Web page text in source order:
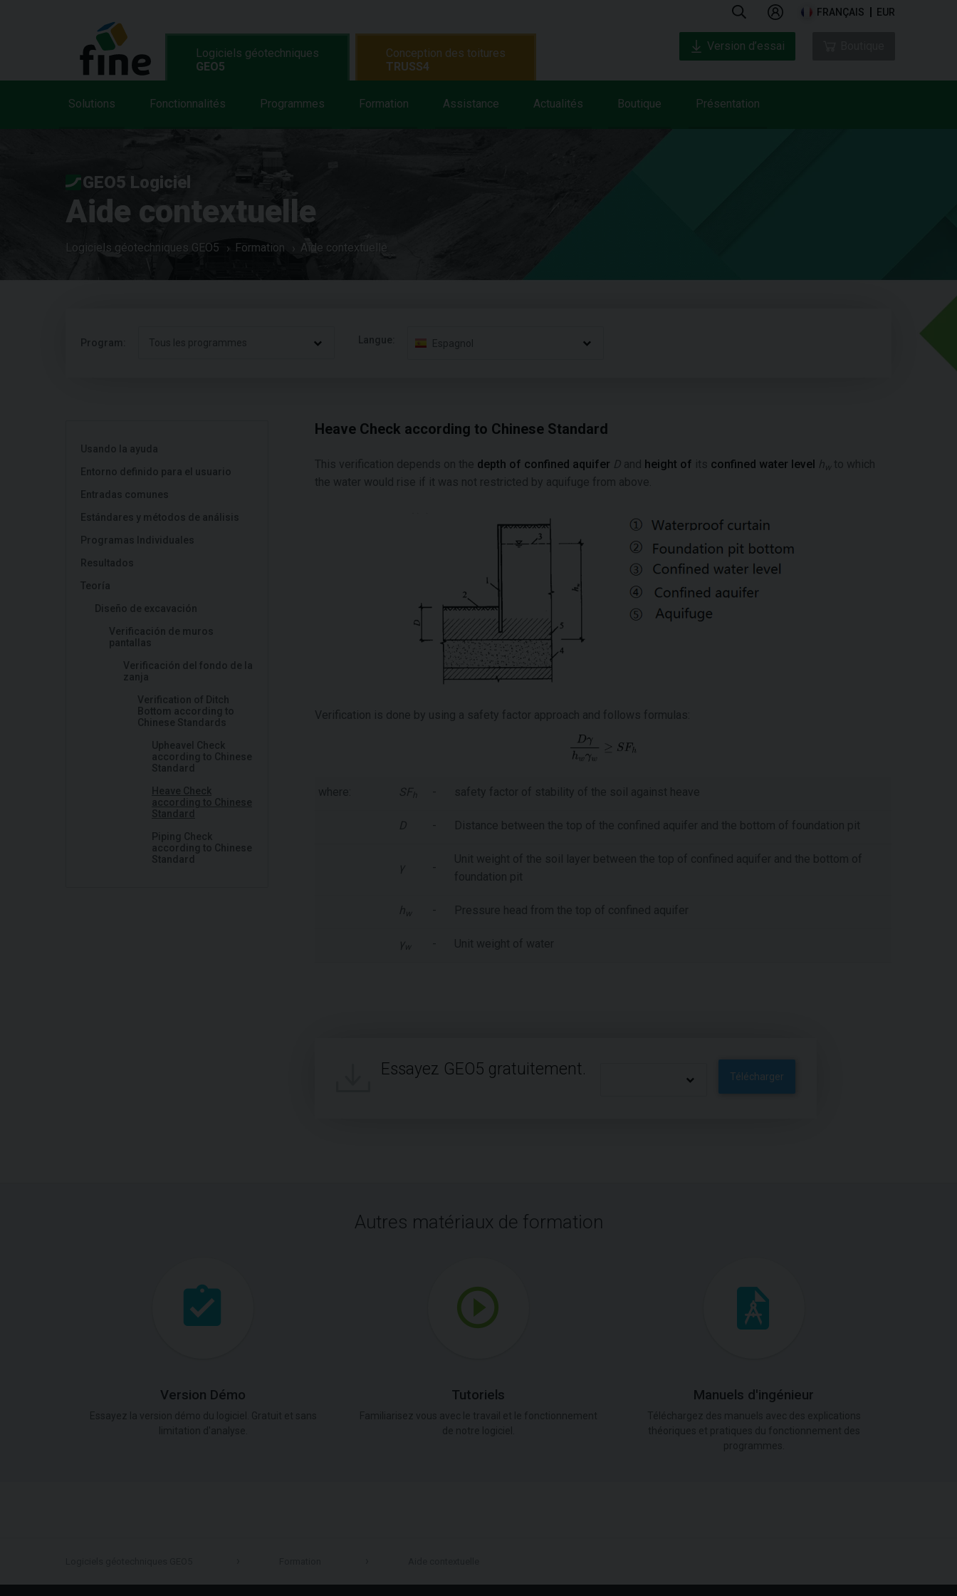
FRANÇAIS EUR
Logiciels géotechniques
GEO5
Solutions Fonctionnalités Programmes Formation Assistance Actualités Boutique Présentation
Conception des toitures
TRUSS4
Version d’essai
GEO5 Logiciel
Aide contextuelle
Logiciels géotechniques GEO5 Formation Aide contextuelle
Program: Tous les programmes Langue: Espagnol
Usando la ayuda
Entorno definido para el usuario
Entradas comunes
Estándares y métodos de análisis
Programas Individuales
Resultados
Teoría
Diseño de excavación
Verificación de muros
pantallas
Verificación del fondo de la
zanja
Verification of Ditch
Bottom according to
Chinese Standards
Upheavel Check
according to Chinese
Standard
Heave Check
according to Chinese
Standard
Piping Check
according to Chinese
Standard
Heave Check according to Chinese Standard
This verification depends on the depth of confined aquifer D and height of its confined water level hw to which
the water would rise if it was not restricted by aquifuge from above.
Verification is done by using a safety factor approach and follows formulas:
where: SF h - safety factor of stability of the soil against heave
D - Distance between the top of the confined aquifer and the bottom of foundation pit
γ -
Unit weight of the soil layer between the top of confined aquifer and the bottom of
foundation pit
hw - Pressure head from the top of confined aquifer
γ w - Unit weight of water
Essayez GEO5 gratuitement. Télécharger
Autres matériaux de formation
Version Démo Tutoriels Manuels d'ingénieur